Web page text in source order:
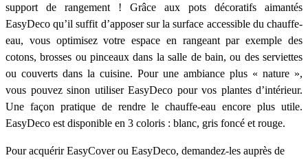
support de rangement ! Grâce aux pots décoratifs aimantés
EasyDeco qu’il suffit d’apposer sur la surface accessible du chauffe-
eau, vous optimisez votre espace en rangeant par exemple des
cotons, brosses ou pinceaux dans la salle de bain, ou des serviettes
ou couverts dans la cuisine. Pour une ambiance plus « nature »,
vous pouvez sinon utiliser EasyDeco pour vos plantes d’intérieur.
Une façon pratique de rendre le chauffe-eau encore plus utile.
EasyDeco est disponible en 3 coloris : blanc, gris foncé et rouge.
Pour acquérir EasyCover ou EasyDeco, demandez-les auprès de